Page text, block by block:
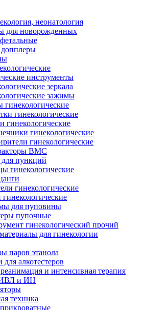
неонатология
для новорожденных
инструменты
зеркала
зажимы
гинекологические
гинекологические
гинекологические
гинекологические
гинекологические
ВМС
пункций
гинекологические
гинекологические
для пуповины
пупочные
гинекологический прочий
для гинекологии
паров этанола
алкотестеров
и интенсивная терапия
и ИН
техника